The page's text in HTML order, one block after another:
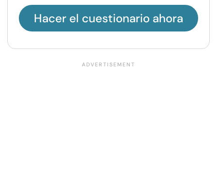
Hacer el cuestionario ahora